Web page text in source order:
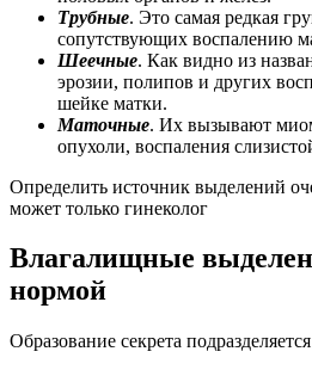
Трубные. Это самая редкая
сопутствующих воспалению
Шеечные. Как видно из
эрозии, полипов и других
шейке матки.
Маточные. Их вызывают
опухоли, воспаления
Определить источник выделений
может только гинеколог
Влагалищные
нормой
Образование секрета